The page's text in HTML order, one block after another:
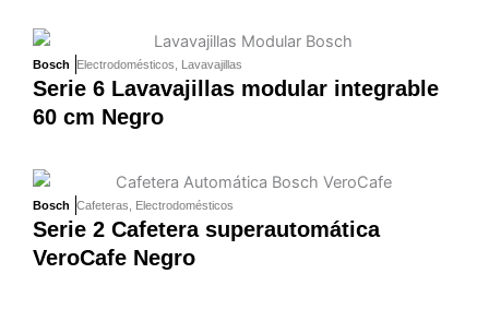
Bosch Electrodomésticos Lavavajillas
Serie 6 Lavavajillas modular integrable
60 cm Negro
Bosch Cafeteras Electrodomésticos
Serie 2 Cafetera superautomática
VeroCafe Negro